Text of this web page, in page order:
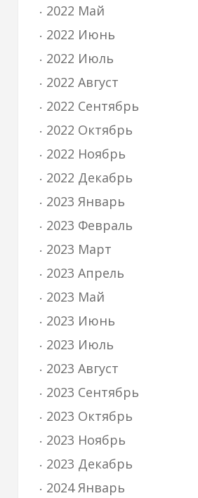
2022 Май
2022 Июнь
2022 Июль
2022 Август
2022 Сентябрь
2022 Октябрь
2022 Ноябрь
2022 Декабрь
2023 Январь
2023 Февраль
2023 Март
2023 Апрель
2023 Май
2023 Июнь
2023 Июль
2023 Август
2023 Сентябрь
2023 Октябрь
2023 Ноябрь
2023 Декабрь
2024 Январь